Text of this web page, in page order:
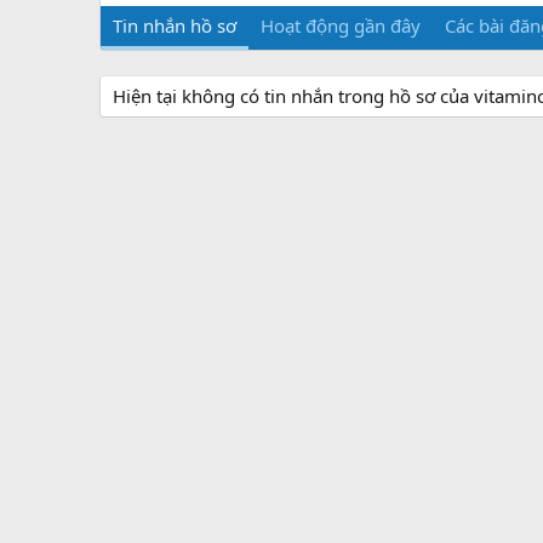
Tin nhắn hồ sơ Hoạt động gần đây Các bài
Hiện tại không có tin nhắn trong hồ sơ của